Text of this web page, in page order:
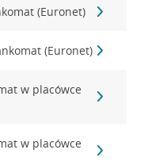
(Euronet)
(Euronet)
w placówce
w placówce